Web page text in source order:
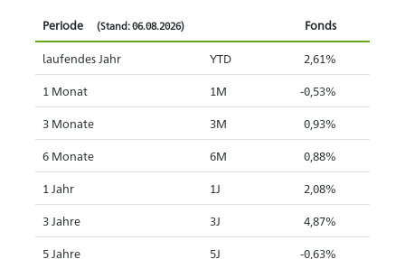
Periode (Stand: 06.08.2026) Fonds
laufendes Jahr YTD 2,61%
1 Monat 1M -0,53%
3 Monate 3M 0,93%
6 Monate 6M 0,88%
1 Jahr 1J 2,08%
3 Jahre 3J 4,87%
5 Jahre 5J -0,63%